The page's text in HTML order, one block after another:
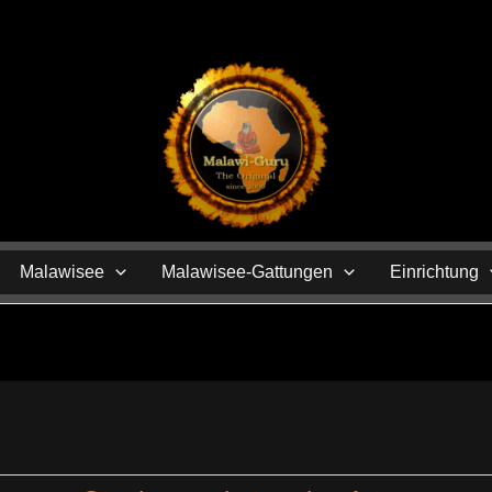
Malawisee Malawisee-Gattungen Einrichtung